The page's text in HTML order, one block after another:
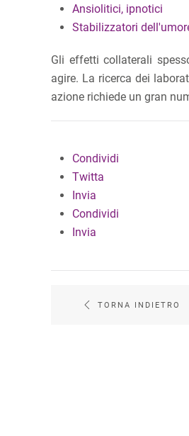
Ansiolitici, ipnotici
Stabilizzatori
Gli effetti collaterali
agire. La ricerca dei
azione richiede un gran
Condividi
Twitta
Invia
Condividi
Invia
TORNA INDIETRO